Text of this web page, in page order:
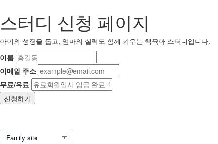
스터디 신청 페이지
아이의 성장을 돕고, 엄마의 실력도 함께 키우는 책육아 스터디입니다.
이름
이메일 주소
무료/유료
신청하기